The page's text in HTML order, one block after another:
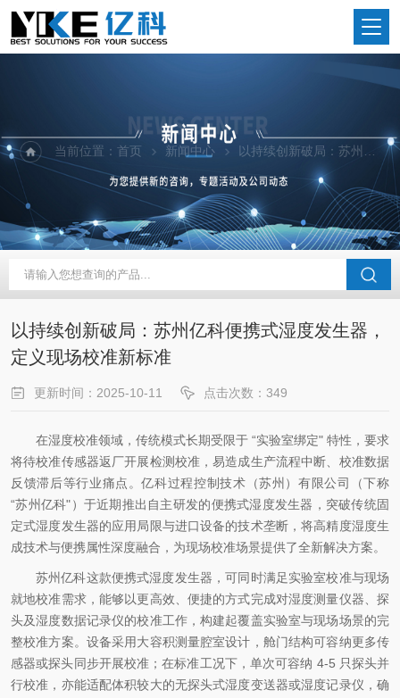
当前位置：首页 新闻中心 以持续创新破局：苏州亿科便携式湿度发生器，定义现场校准新标准
以持续创新破局：苏州亿科便携式湿度发生器，
定义现场校准新标准
更新时间：2025-10-11 点击次数：349
在湿度校准领域，传统模式长期受限于 “实验室绑定" 特性，要求
将待校准传感器返厂开展检测校准，易造成生产流程中断、校准数据
反馈滞后等行业痛点。亿科过程控制技术（苏州）有限公司（下称
“苏州亿科"）于近期推出自主研发的便携式湿度发生器，突破传统固
定式湿度发生器的应用局限与进口设备的技术垄断，将高精度湿度生
成技术与便携属性深度融合，为现场校准场景提供了全新解决方案。
苏州亿科这款便携式湿度发生器，可同时满足实验室校准与现场
就地校准需求，能够以更高效、便捷的方式完成对湿度测量仪器、探
头及湿度数据记录仪的校准工作，构建起覆盖实验室与现场场景的完
整校准方案。设备采用大容积测量腔室设计，舱门结构可容纳更多传
感器或探头同步开展校准；在标准工况下，单次可容纳 4-5 只探头并
行校准，亦能适配体积较大的无探头式湿度变送器或湿度记录仪，确